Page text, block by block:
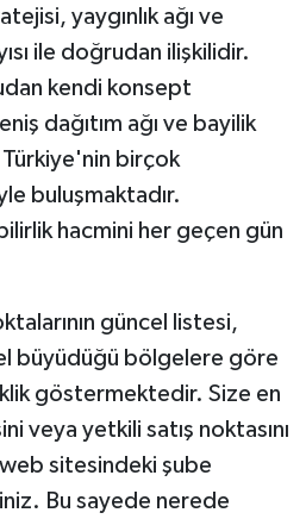
yaygınlık ağı ve
ile doğrudan ilişkilidir.
kendi konsept
dağıtım ağı ve bayilik
Türkiye'nin birçok
buluşmaktadır.
hacmini her geçen gün
güncel listesi,
büyüdüğü bölgelere göre
göstermektedir. Size en
veya yetkili satış noktasını
web sitesindeki şube
Bu sayede nerede